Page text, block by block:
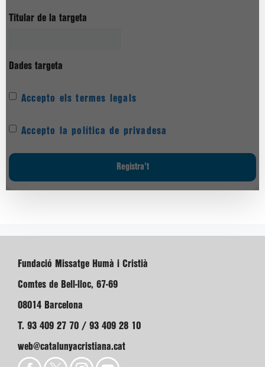
Titular de la targeta
Dades targeta
Accepto els termes legals
Accepto la política de privadesa
Fundació Missatge Humà i Cristià
Comtes de Bell-lloc, 67-69
08014 Barcelona
T. 93 409 27 70 / 93 409 28 10
web@catalunyacristiana.cat